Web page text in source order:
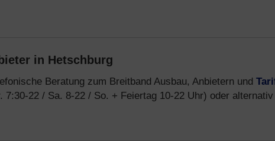
in Hetschburg
Beratung zum Breitband Ausbau, Anbietern und
7:30-22 / Sa. 8-22 / So. + Feiertag 10-22 Uhr) oder alternativ